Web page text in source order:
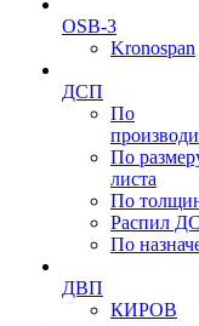
OSB-3
Kronospan
ДСП
По
По
листа
По
Распил
По
ДВП
КИРОВ